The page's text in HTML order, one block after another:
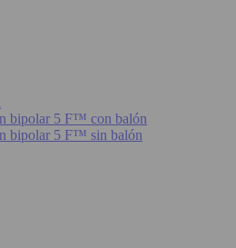
bipolar 5 F™ con balón
bipolar 5 F™ sin balón